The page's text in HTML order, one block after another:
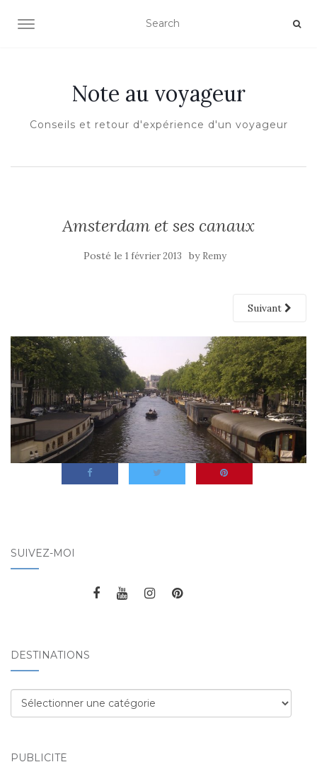
OUVRIR/FERMER LA NAVIGATION
Note au voyageur
Conseils et retour d'expérience d'un voyageur
Amsterdam et ses canaux
Posté le 1 février 2013 by Remy
Suivant
SUIVEZ-MOI
DESTINATIONS
Destinations
PUBLICITÉ